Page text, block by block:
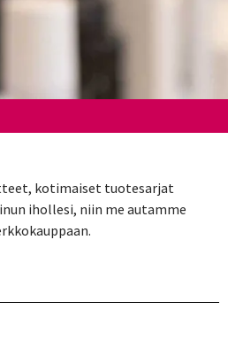
kotimaiset tuotesarjat
ihollesi, niin me autamme